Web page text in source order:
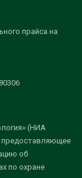
прайса на
(НИА
предоставляющее
об
по охране